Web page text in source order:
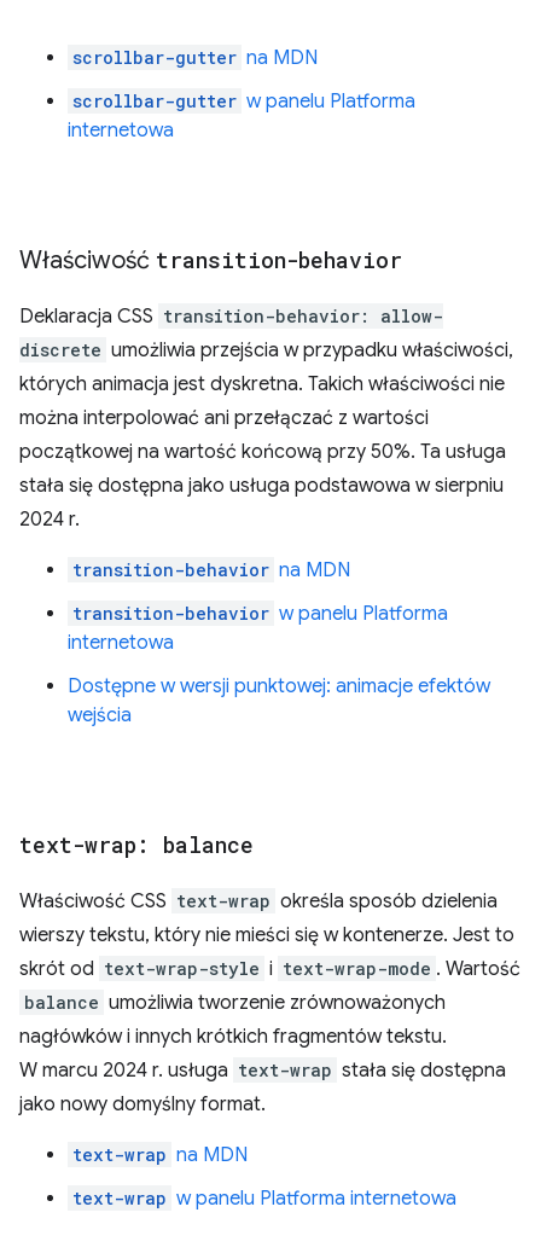
scrollbar-gutter na MDN
scrollbar-gutter w panelu Platforma
internetowa
Właściwość transition-behavior
Deklaracja CSS transition-behavior: allow-
discrete umożliwia przejścia w przypadku właściwości,
których animacja jest dyskretna. Takich właściwości nie
można interpolować ani przełączać z wartości
początkowej na wartość końcową przy 50%. Ta usługa
stała się dostępna jako usługa podstawowa w sierpniu
2024 r.
transition-behavior na MDN
transition-behavior w panelu Platforma
internetowa
Dostępne w wersji punktowej: animacje efektów
wejścia
text-wrap: balance
Właściwość CSS text-wrap określa sposób dzielenia
wierszy tekstu, który nie mieści się w kontenerze. Jest to
skrót od text-wrap-style i text-wrap-mode . Wartość
balance umożliwia tworzenie zrównoważonych
nagłówków i innych krótkich fragmentów tekstu.
W marcu 2024 r. usługa text-wrap stała się dostępna
jako nowy domyślny format.
text-wrap na MDN
text-wrap w panelu Platforma internetowa